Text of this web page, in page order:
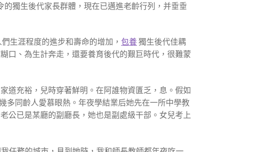
獨生後代家長群體，現在已邁進老齡行列，并垂垂
生涯程度的進步和壽命的增加，包養獨生後代佳耦
口、為生計奔走，還要養育後代的艱巨時代，很難蒙
道充裕，兒時穿著鮮明。在阿誰物資匱乏，息。假如
多同齡人愛慕眼熱。年夜學結業后她先在一所中學教
公已是某廳的副廳長，她也是副處級干部。女兒考上